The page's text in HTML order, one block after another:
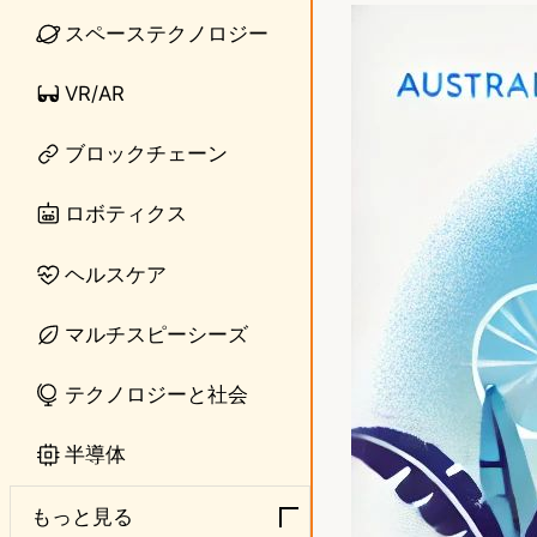
スペーステクノロジー
VR/AR
ブロックチェーン
ロボティクス
ヘルスケア
マルチスピーシーズ
テクノロジーと社会
半導体
もっと見る
e
t
d
o
n